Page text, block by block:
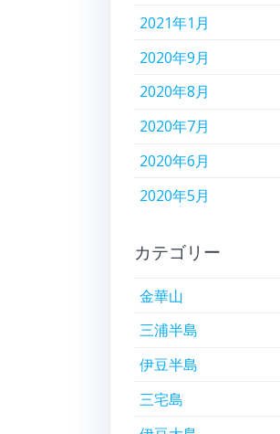
2021年1月
2020年9月
2020年8月
2020年7月
2020年6月
2020年5月
カテゴリー
金華山
三浦半島
伊豆半島
三宅島